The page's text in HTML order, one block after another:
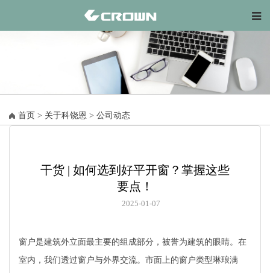
首页 > 关于科饶恩 > 公司动态
干货 | 如何选到好平开窗？掌握这些
要点！
2025-01-07
窗户是建筑外立面最主要的组成部分，被誉为建筑的眼睛。在
室内，我们透过窗户与外界交流。市面上的窗户类型琳琅满